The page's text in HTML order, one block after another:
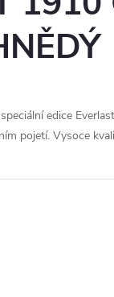
edice
pojetí. Vysoce